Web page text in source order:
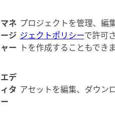
マネ
ージ
ャー
プロジェクトを管理、編
ジェクトポリシーで許可
トを作成することもできま
エデ
ィタ
ー
アセットを編集、ダウン